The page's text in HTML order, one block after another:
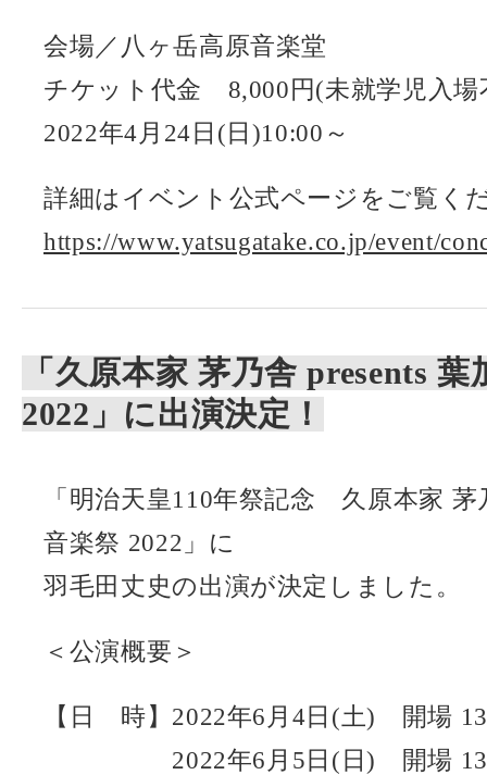
会場／八ヶ岳高原音楽堂
チケット代金 8,000円(未就学児入
2022年4月24日(日)10:00～
詳細はイベント公式ページをご覧く
https://www.yatsugatake.co.jp/event/
「久原本家 茅乃舎 presents
2022」に出演決定！
「明治天皇110年祭記念 久原本家 茅
音楽祭 2022」に
羽毛田丈史の出演が決定しました。
＜公演概要＞
【日 時】2022年6月4日(土) 開場
2022年6月5日(日) 開場